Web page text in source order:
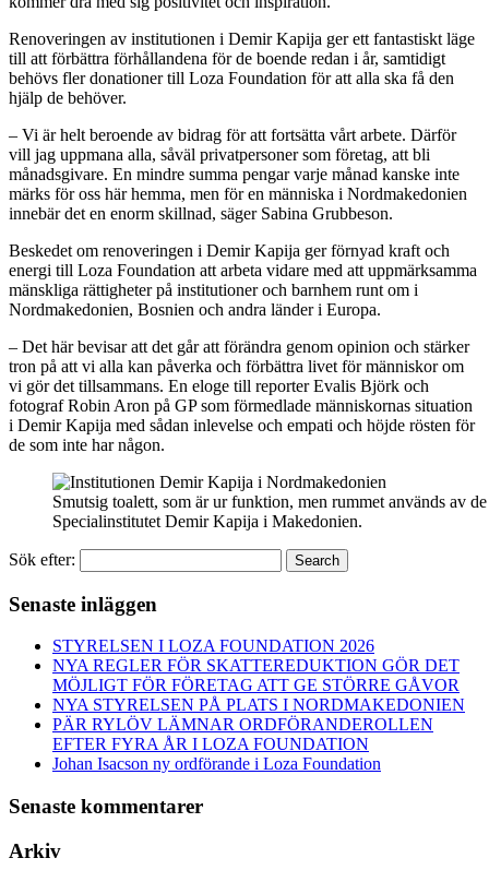
Renoveringen av institutionen i Demir Kapija ger ett fantastiskt läge
till att förbättra förhållandena för de boende redan i år, samtidigt
behövs fler donationer till Loza Foundation för att alla ska få den
hjälp de behöver.
– Vi är helt beroende av bidrag för att fortsätta vårt arbete. Därför
vill jag uppmana alla, såväl privatpersoner som företag, att bli
månadsgivare. En mindre summa pengar varje månad kanske inte
märks för oss här hemma, men för en människa i Nordmakedonien
innebär det en enorm skillnad, säger Sabina Grubbeson.
Beskedet om renoveringen i Demir Kapija ger förnyad kraft och
energi till Loza Foundation att arbeta vidare med att uppmärksamma
mänskliga rättigheter på institutioner och barnhem runt om i
Nordmakedonien, Bosnien och andra länder i Europa.
– Det här bevisar att det går att förändra genom opinion och stärker
tron på att vi alla kan påverka och förbättra livet för människor om
vi gör det tillsammans. En eloge till reporter Evalis Björk och
fotograf Robin Aron på GP som förmedlade människornas situation
i Demir Kapija med sådan inlevelse och empati och höjde rösten för
de som inte har någon.
Smutsig toalett, som är ur funktion, men rummet används av
Specialinstitutet Demir Kapija i Makedonien.
Sök efter: Search
Senaste inläggen
STYRELSEN I LOZA FOUNDATION 2026
NYA REGLER FÖR SKATTEREDUKTION GÖR DET
MÖJLIGT FÖR FÖRETAG ATT GE STÖRRE GÅVOR
NYA STYRELSEN PÅ PLATS I NORDMAKEDONIEN
PÄR RYLÖV LÄMNAR ORDFÖRANDEROLLEN
EFTER FYRA ÅR I LOZA FOUNDATION
Johan Isacson ny ordförande i Loza Foundation
Senaste kommentarer
Arkiv